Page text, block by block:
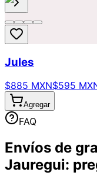
Jules
$885 MXN$595
Agregar
FAQ
Envíos de
Jauregui: